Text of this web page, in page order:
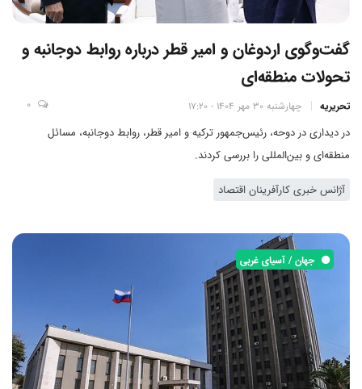
گفت‌وگوی اردوغان و امیر قطر درباره روابط دوجانبه و
تحولات منطقه‌ای
تحریریه چهارشنبه 30 مهر 1404 - 17:20 0
در دیداری در دوحه، رئیس‌جمهور ترکیه و امیر قطر، روابط دوجانبه، مسائل
منطقه‌ای و بین‌المللی را بررسی کردند.
آژانس خبری کارآفرینان اقتصاد
جهان / آسیای غربی